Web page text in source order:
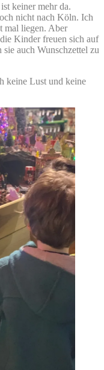
keiner mehr da.
nicht nach Köln. Ich
mal liegen. Aber
Kinder freuen sich auf
auch Wunschzettel zu
keine Lust und keine